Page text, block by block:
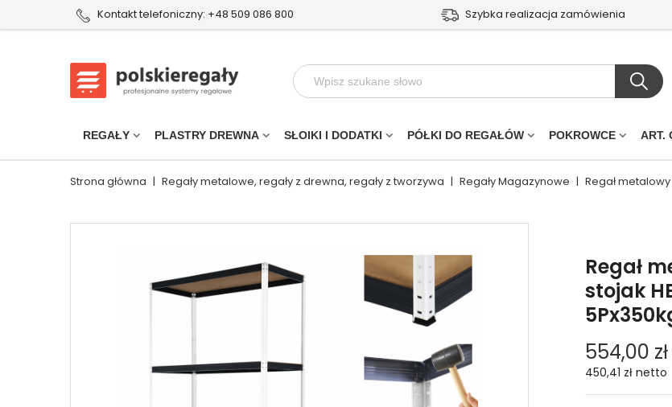
Kontakt telefoniczny: +48 509 086 800 Szybka realizacja zamówienia
REGAŁY PLASTRY DREWNA SŁOIKI I DODATKI PÓŁKI DO REGAŁÓW POKROWCE ART.
Strona główna | Regały metalowe, regały z drewna, regały z tworzywa | Regały Magazynowe | Regał metalowy
Regał
stojak
554,00 zł
450,41 zł netto